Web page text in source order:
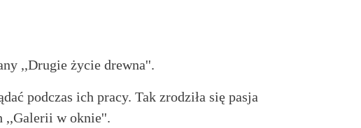
,,Drugie życie drewna''.
podczas ich pracy. Tak zrodziła się pasja
,,Galerii w oknie''.